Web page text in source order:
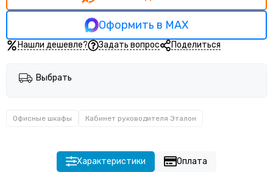
Кабинет руководителя Тренд (Trend)
Оформить в MAX
Нашли дешевле? Задать вопрос Поделиться
Выбрать
Офисные шкафы Кабинет руководителя Эталон
Характеристики
Оплата